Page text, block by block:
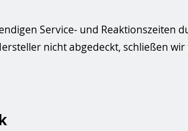
Service- und Reaktionszeiten
nicht abgedeckt, schließen wir